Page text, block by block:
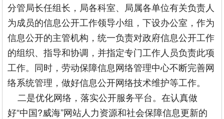
分管局长任组长，局各科室、局属各单位有关负责人
为成员的信息公开工作领导小组，下设办公室，作为
信息公开的主管机构，统一负责对政府信息公开工作
的组织、指导和协调，并指定专门工作人员负责此项
工作。同时，劳动保障信息网络管理中心不断完善网
络系统管理，做好信息公开网络技术维护等工作。
二是优化网络，落实公开服务平台。在认真做
好“中国?威海”网站人力资源和社会保障信息更新的